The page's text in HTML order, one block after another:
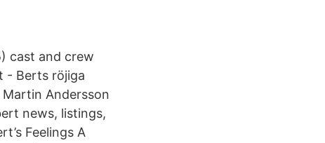
cast and crew
- Berts röjiga
Andersson
news, listings,
Feelings A